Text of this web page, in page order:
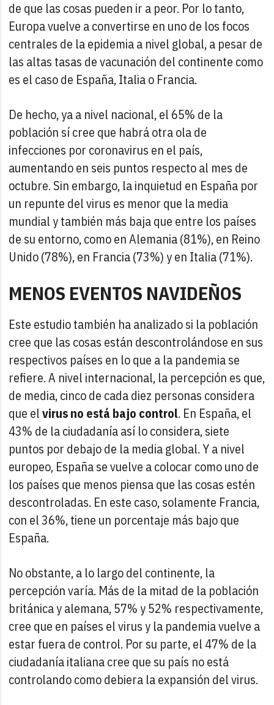
de que las cosas pueden ir a peor. Por lo tanto,
Europa vuelve a convertirse en uno de los focos
centrales de la epidemia a nivel global, a pesar de
las altas tasas de vacunación del continente como
es el caso de España, Italia o Francia.
De hecho, ya a nivel nacional, el 65% de la
población sí cree que habrá otra ola de
infecciones por coronavirus en el país,
aumentando en seis puntos respecto al mes de
octubre. Sin embargo, la inquietud en España por
un repunte del virus es menor que la media
mundial y también más baja que entre los países
de su entorno, como en Alemania (81%), en Reino
Unido (78%), en Francia (73%) y en Italia (71%).
MENOS EVENTOS NAVIDEÑOS
Este estudio también ha analizado si la población
cree que las cosas están descontrolándose en sus
respectivos países en lo que a la pandemia se
refiere. A nivel internacional, la percepción es que,
de media, cinco de cada diez personas considera
que elvirus no está bajo control. En España, el
43% de la ciudadanía así lo considera, siete
puntos por debajo de la media global. Y a nivel
europeo, España se vuelve a colocar como uno de
los países que menos piensa que las cosas estén
descontroladas. En este caso, solamente Francia,
con el 36%, tiene un porcentaje más bajo que
España.
No obstante, a lo largo del continente, la
percepción varía. Más de la mitad de la población
británica y alemana, 57% y 52% respectivamente,
cree que en países el virus y la pandemia vuelve a
estar fuera de control. Por su parte, el 47% de la
ciudadanía italiana cree que su país no está
controlando como debiera la expansión del virus.